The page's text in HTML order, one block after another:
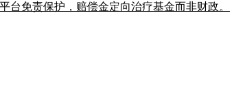
台免责保护，赔偿金定向治疗基金而非财政。